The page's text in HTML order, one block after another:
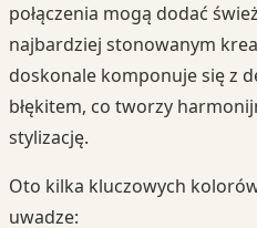
połączenia mogą dodać
najbardziej stonowanym
doskonale komponuje się z
błękitem, co tworzy
stylizację.
Oto kilka kluczowych
uwadze: